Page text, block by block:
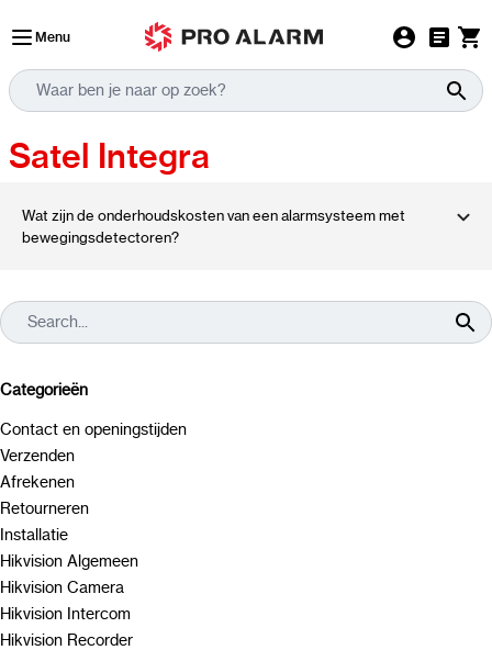
Menu
Satel Integra
Wat zijn de onderhoudskosten van een alarmsysteem met
bewegingsdetectoren?
Categorieën
Contact en openingstijden
Verzenden
Afrekenen
Retourneren
Installatie
Hikvision Algemeen
Hikvision Camera
Hikvision Intercom
Hikvision Recorder